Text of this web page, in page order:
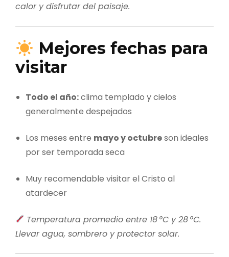
calor y disfrutar del paisaje.
Mejores fechas para
visitar
Todo el año:clima templado y cielos
generalmente despejados
Los meses entre mayo y octubreson ideales
por ser temporada seca
Muy recomendable visitar el Cristo al
atardecer
Temperatura promedio entre 18 °C y 28 °C.
Llevar agua, sombrero y protector solar.